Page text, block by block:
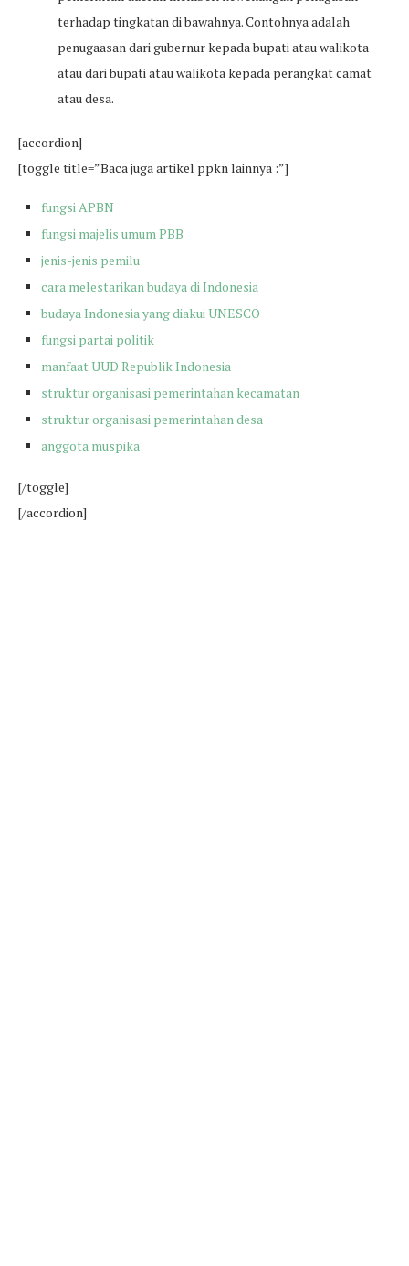
terhadap tingkatan di bawahnya. Contohnya adalah
penugaasan dari gubernur kepada bupati atau walikota
atau dari bupati atau walikota kepada perangkat camat
atau desa.
[accordion]
[toggle title=”Baca juga artikel ppkn lainnya :”]
fungsi APBN
fungsi majelis umum PBB
jenis-jenis pemilu
cara melestarikan budaya di Indonesia
budaya Indonesia yang diakui UNESCO
fungsi partai politik
manfaat UUD Republik Indonesia
struktur organisasi pemerintahan kecamatan
struktur organisasi pemerintahan desa
anggota muspika
[/toggle]
[/accordion]